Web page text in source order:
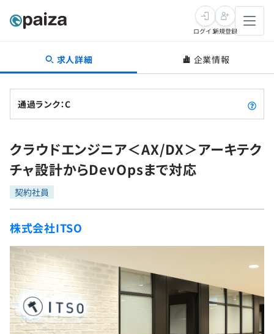
転職・キャリア
転職成功ガイド
転職エージェント
インタビュー
転職成功ガイド
新卒就活
求人検索
本選考
インターン
新卒エージェント
イベント・セミナー
インタビュー
学習
問題集
ナレッジ
リファレンス
スキルチェック
プログラミング言語
評価結果一覧
再チャレンジ結果一覧
ゲーム・マンガ
Tech Team Journal
paiza times
note
paizaとは？
ログイン新規登録
求人詳細 企業情報
通過ランク：C
クラウドエンジニア＜AX/DX＞アーキテク
チャ設計からDevOpsまで対応
契約社員
株式会社ITSO